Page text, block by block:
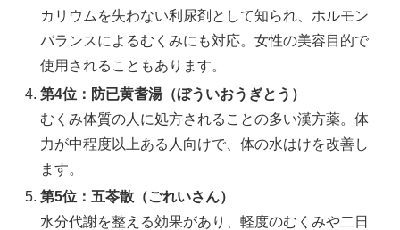
カリウムを失わない利尿剤として知られ、ホルモン
バランスによるむくみにも対応。女性の美容目的で
使用されることもあります。
第4位：防已黄耆湯（ぼういおうぎとう）
むくみ体質の人に処方されることの多い漢方薬。体
力が中程度以上ある人向けで、体の水はけを改善し
ます。
第5位：五苓散（ごれいさん）
水分代謝を整える効果があり、軽度のむくみや二日